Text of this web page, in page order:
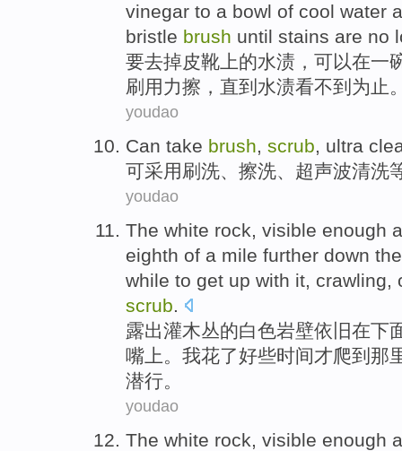
vinegar to a bowl of cool water
bristle brush until stains are no
要去掉皮靴 上的水渍 ，可以在一
刷 用力擦， 直到 水渍看不到 为止
youdao
Can take brush, scrub, ultra
可采用 刷洗、 擦洗、 超声波清洗
youdao
The white rock, visible enough
eighth of a mile further down the
while to get up with it, crawling,
scrub.
露出灌木丛的白色岩壁依旧在下
嘴上。 我花了好些时间才爬到 那
潜行。
youdao
The white rock, visible enough